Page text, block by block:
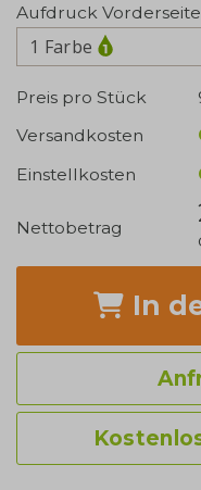
Aufdruck Vorderseite
1 Farbe
Preis pro Stück
Versandkosten
Einstellkosten
Nettobetrag
In